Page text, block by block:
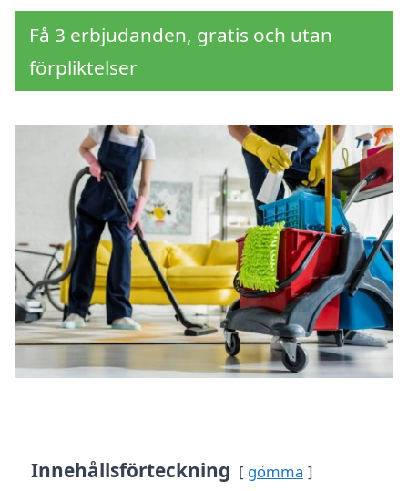
Få 3 erbjudanden, gratis och utan
förpliktelser
Innehållsförteckning gömma